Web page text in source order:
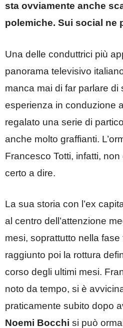
sta ovviamente anche
polemiche. Sui social ne
Una delle conduttrici più
panorama televisivo
manca mai di far parlare di
esperienza in conduzione a
regalato una serie di
anche molto graffianti.
Francesco Totti, infatti,
certo a dire.
La sua storia con l’ex
al centro dell’attenzione
mesi, soprattutto nella
raggiunto poi la rottura
corso degli ultimi mesi.
noto da tempo, si è
praticamente subito dopo
Noemi Bocchi si può